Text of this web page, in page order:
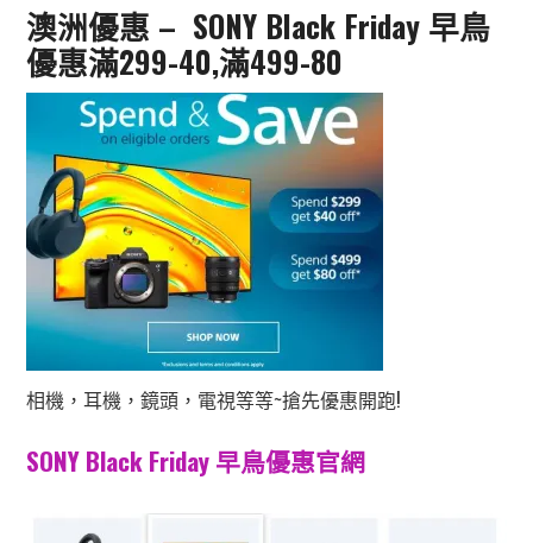
澳洲優惠 – SONY Black Friday 早鳥
優惠滿299-40,滿499-80
相機，耳機，鏡頭，電視等等~搶先優惠開跑!
SONY Black Friday 早鳥優惠官網